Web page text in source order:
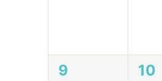
2
9
1
10